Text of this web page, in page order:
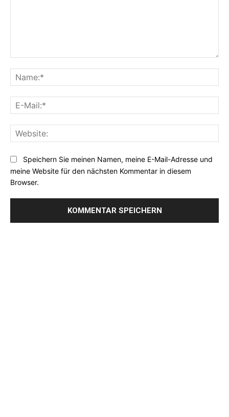
Speichern Sie meinen Namen, meine E-Mail-Adresse und
meine Website für den nächsten Kommentar in diesem
Browser.